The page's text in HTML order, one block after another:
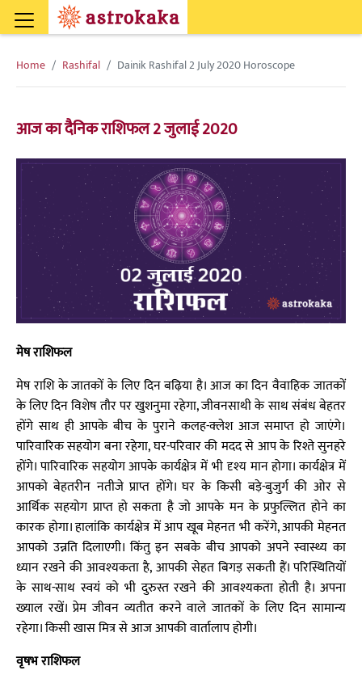
Home Rashifal Dainik Rashifal 2 July 2020 Horoscope
आज का दैनिक राशिफल 2 जुलाई 2020
मेष राशिफल
मेष राशि के जातकों के लिए दिन बढ़िया है। आज का दिन वैवाहिक जातकों
के लिए दिन विशेष तौर पर खुशनुमा रहेगा, जीवनसाथी के साथ संबंध बेहतर
होंगे साथ ही आपके बीच के पुराने कलह-क्लेश आज समाप्त हो जाएंगे।
पारिवारिक सहयोग बना रहेगा, घर-परिवार की मदद से आप के रिश्ते सुनहरे
होंगे। पारिवारिक सहयोग आपके कार्यक्षेत्र में भी दृश्य मान होगा। कार्यक्षेत्र में
आपको बेहतरीन नतीजे प्राप्त होंगे। घर के किसी बड़े-बुजुर्ग की ओर से
आर्थिक सहयोग प्राप्त हो सकता है जो आपके मन के प्रफुल्लित होने का
कारक होगा। हालांकि कार्यक्षेत्र में आप खूब मेहनत भी करेंगे, आपकी मेहनत
आपको उन्नति दिलाएगी। किंतु इन सबके बीच आपको अपने स्वास्थ्य का
ध्यान रखने की आवश्यकता है, आपकी सेहत बिगड़ सकती हैं। परिस्थितियों
के साथ-साथ स्वयं को भी दुरुस्त रखने की आवश्यकता होती है। अपना
ख्याल रखें। प्रेम जीवन व्यतीत करने वाले जातकों के लिए दिन सामान्य
रहेगा। किसी खास मित्र से आज आपकी वार्तालाप होगी।
वृषभ राशिफल